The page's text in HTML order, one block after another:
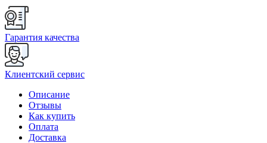
Гарантия качества
Клиентский сервис
Описание
Отзывы
Как купить
Оплата
Доставка